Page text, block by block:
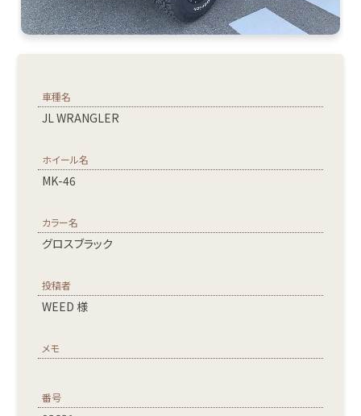
車種名
JL WRANGLER
ホイール名
MK-46
カラー名
グロスブラック
投稿者
WEED 様
メモ
番号